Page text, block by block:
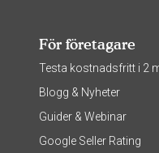
För företagare
Testa kostnadsfritt i 2
Blogg & Nyheter
Guider & Webinar
Google Seller Rating